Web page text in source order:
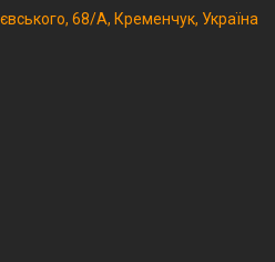
68/А, Кременчук, Україна